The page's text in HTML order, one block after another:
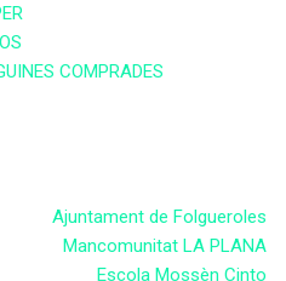
COMPRADES
Ajuntament de Folgueroles
Mancomunitat LA PLANA
Escola Mossèn Cinto